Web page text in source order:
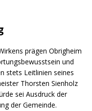
prägen Obrigheim
und
stets Leitlinien seines
Thorsten Sienholz
sei Ausdruck der
der Gemeinde.